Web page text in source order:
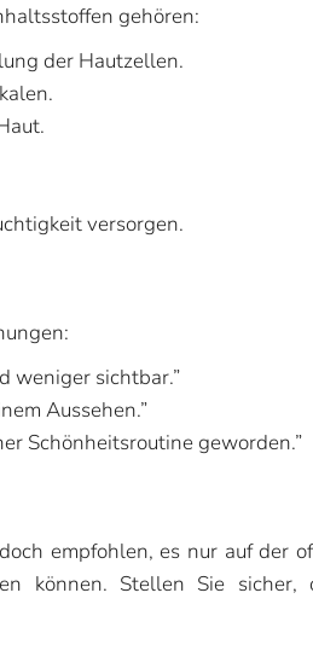
gehören:
der Hautzellen.
versorgen.
weniger sichtbar.”
Aussehen.”
Schönheitsroutine geworden.”
empfohlen, es nur auf der
können. Stellen Sie sicher,